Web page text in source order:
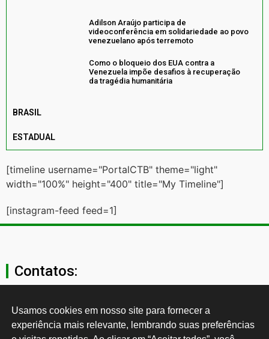
Adilson Araújo participa de
videoconferência em solidariedade ao povo
venezuelano após terremoto
Como o bloqueio dos EUA contra a
Venezuela impõe desafios à recuperação
da tragédia humanitária
BRASIL
ESTADUAL
[timeline username="PortalCTB" theme="light"
width="100%" height="400" title="My Timeline"]
[instagram-feed feed=1]
Contatos:
secgeral@ctb.org.br
11 3874-0040
Usamos cookies em nosso site para fornecer a
experiência mais relevante, lembrando suas preferências